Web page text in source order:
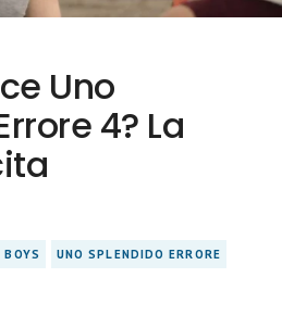
Uno
4? La
UNO SPLENDIDO ERRORE